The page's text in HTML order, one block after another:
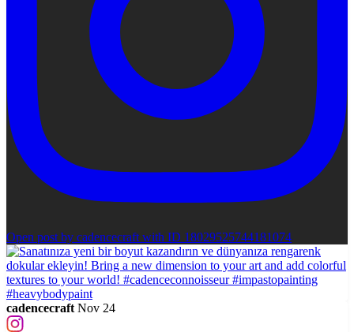
Open post by cadencecraft with ID 18029525744181074
cadencecraft Nov 24